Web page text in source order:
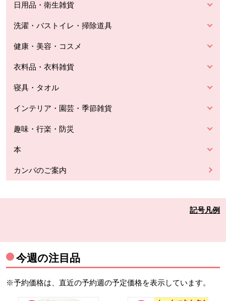
日用品・衛生雑貨
洗濯・バストイレ・掃除道具
健康・美容・コスメ
衣料品・衣料雑貨
寝具・タオル
インテリア・園芸・季節雑貨
趣味・行楽・防災
本
カンパのご案内
記号凡例
今週の注目品
※予約価格は、直近の予約週の予定価格を表示しています。